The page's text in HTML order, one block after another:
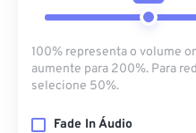
100% representa o volume
aumente para 200%. Para
selecione 50%.
Fade In Áudio